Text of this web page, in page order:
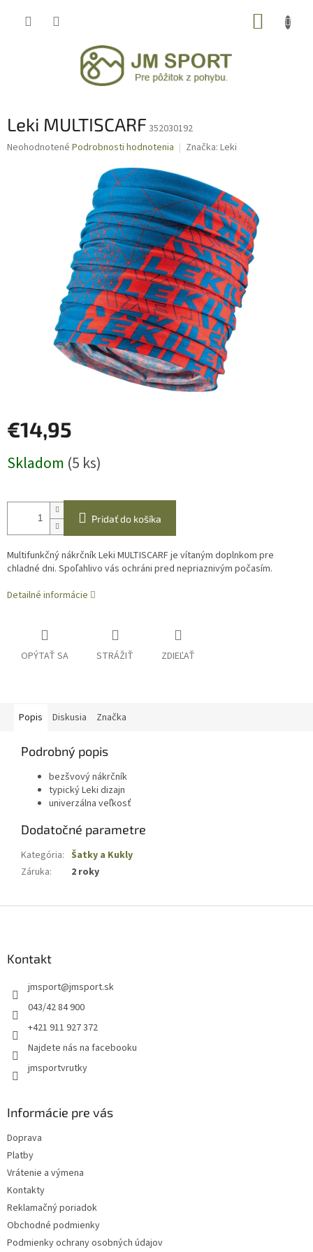
Leki MULTISCARF 352030192
Priemerné
Neohodnotené Podrobnosti hodnotenia Značka: Leki
€14,95
cena:
Skladom (5 ks)
Pridať do košíka
Multifunkčný nákrčník Leki MULTISCARF je vítaným doplnkom pre
chladné dni. Spoľahlivo vás ochráni pred nepriaznivým počasím.
Detailné informácie
OPÝTAŤ SA STRÁŽIŤ ZDIEĽAŤ
Popis Diskusia Značka
Podrobný popis
bezšvový nákrčník
typický Leki dizajn
univerzálna veľkosť
Dodatočné parametre
Kategória: Šatky a Kukly
Záruka: 2 roky
Kontakt
jmsport@jmsport.sk
043/42 84 900
+421 911 927 372
Najdete nás na facebooku
jmsportvrutky
Informácie pre vás
Doprava
Platby
Vrátenie a výmena
Kontakty
Reklamačný poriadok
Obchodné podmienky
Podmienky ochrany osobných údajov